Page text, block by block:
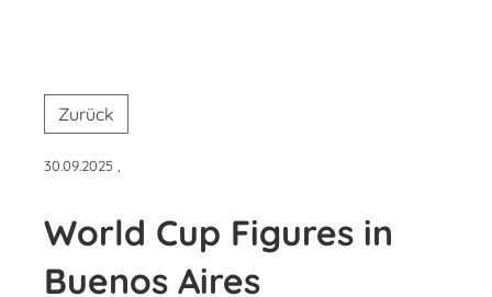
Zurück
30.09.2025 ,
World Cup Figures in
Buenos Aires